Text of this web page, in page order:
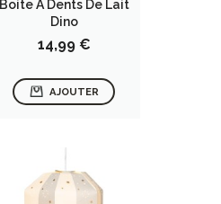
Boite À Dents De Lait
Dino
Prix
14,99 €
AJOUTER